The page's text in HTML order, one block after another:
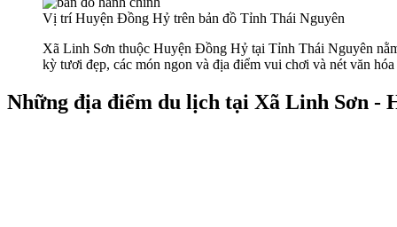
Vị trí Huyện Đồng Hỷ trên bản đồ Tỉnh Thái Nguyên
Xã Linh Sơn thuộc Huyện Đồng Hỷ tại Tỉnh Thái Nguyên
kỳ tươi đẹp, các món ngon và địa điểm vui chơi và nét văn
Những địa điểm du lịch tại Xã Linh Sơn -